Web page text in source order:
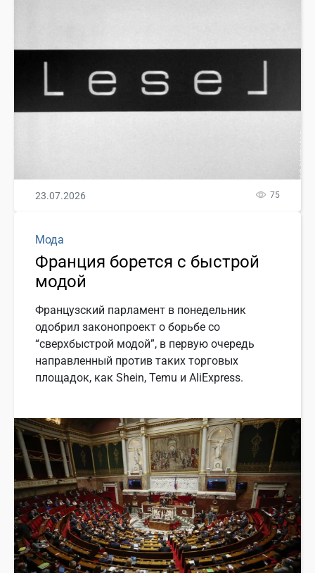
23.07.2026 75
Мода
Франция борется с быстрой
модой
Французский парламент в понедельник
одобрил законопроект о борьбе со
“сверхбыстрой модой”, в первую очередь
направленный против таких торговых
площадок, как Shein, Temu и AliExpress.